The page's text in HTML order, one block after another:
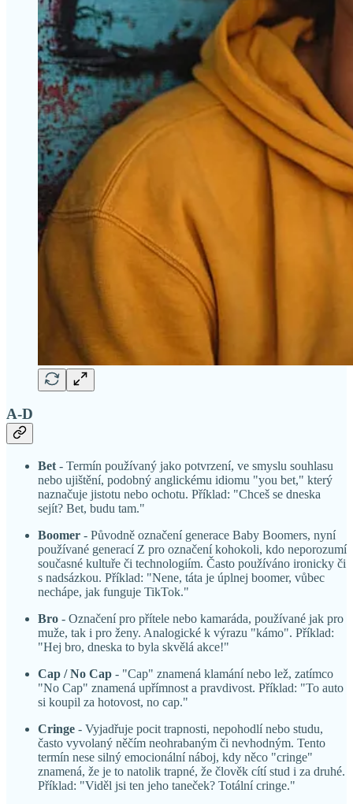
A-D
Bet - Termín používaný jako potvrzení, ve smyslu souhlasu
nebo ujištění, podobný anglickému idiomu "you bet," který
naznačuje jistotu nebo ochotu. Příklad: "Chceš se dneska
sejít? Bet, budu tam."
Boomer - Původně označení generace Baby Boomers, nyní
používané generací Z pro označení kohokoli, kdo neporozumí
současné kultuře či technologiím. Často používáno ironicky či
s nadsázkou. Příklad: "Nene, táta je úplnej boomer, vůbec
nechápe, jak funguje TikTok."
Bro - Označení pro přítele nebo kamaráda, používané jak pro
muže, tak i pro ženy. Analogické k výrazu "kámo". Příklad:
"Hej bro, dneska to byla skvělá akce!"
Cap / No Cap - "Cap" znamená klamání nebo lež, zatímco
"No Cap" znamená upřímnost a pravdivost. Příklad: "To auto
si koupil za hotovost, no cap."
Cringe - Vyjadřuje pocit trapnosti, nepohodlí nebo studu,
často vyvolaný něčím neohrabaným či nevhodným. Tento
termín nese silný emocionální náboj, kdy něco "cringe"
znamená, že je to natolik trapné, že člověk cítí stud i za druhé.
Příklad: "Viděl jsi ten jeho taneček? Totální cringe."